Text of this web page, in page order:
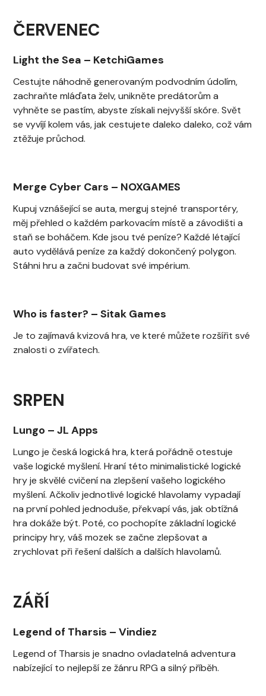
ČERVENEC
Light the Sea – KetchiGames
Cestujte náhodně generovaným podvodním údolím,
zachraňte mláďata želv, unikněte predátorům a
vyhněte se pastím, abyste získali nejvyšší skóre. Svět
se vyvíjí kolem vás, jak cestujete daleko daleko, což vám
ztěžuje průchod.
Merge Cyber Cars – NOXGAMES
Kupuj vznášející se auta, merguj stejné transportéry,
měj přehled o každém parkovacím místě a závodišti a
staň se boháčem. Kde jsou tvé peníze? Každé létající
auto vydělává peníze za každý dokončený polygon.
Stáhni hru a začni budovat své impérium.
Who is faster? – Sitak Games
Je to zajímavá kvizová hra, ve které můžete rozšířit své
znalosti o zvířatech.
SRPEN
Lungo – JL Apps
Lungo je česká logická hra, která pořádně otestuje
vaše logické myšlení. Hraní této minimalistické logické
hry je skvělé cvičení na zlepšení vašeho logického
myšlení. Ačkoliv jednotlivé logické hlavolamy vypadají
na první pohled jednoduše, překvapí vás, jak obtížná
hra dokáže být. Poté, co pochopíte základní logické
principy hry, váš mozek se začne zlepšovat a
zrychlovat při řešení dalších a dalších hlavolamů.
ZÁŘÍ
Legend of Tharsis – Vindiez
Legend of Tharsis je snadno ovladatelná adventura
nabízející to nejlepší ze žánru RPG a silný příběh.